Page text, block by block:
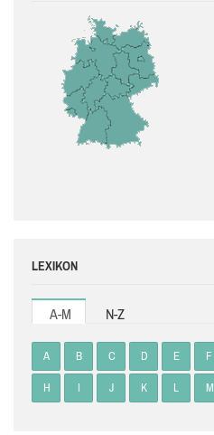
LEXIKON
A-M N-Z
A B C D E F
H I J K L M